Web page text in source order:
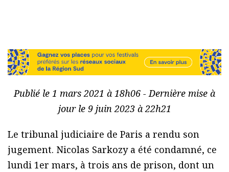
Publié le 1 mars 2021 à 18h06 - Dernière mise à
jour le 9 juin 2023 à 22h21
Le tribunal judiciaire de Paris a rendu son
jugement. Nicolas Sarkozy a été condamné, ce
lundi 1er mars, à trois ans de prison, dont un